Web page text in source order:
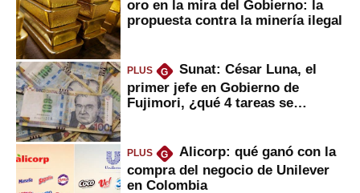
oro en la mira del Gobierno: la
propuesta contra la minería ilegal
PLUS G
Sunat: César Luna, el
primer jefe en Gobierno de
Fujimori, ¿qué 4 tareas se
PLUS G
Alicorp: qué ganó con la
compra del negocio de Unilever
en Colombia